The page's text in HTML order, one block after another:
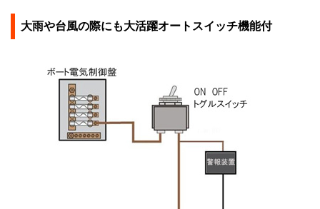
大雨や台風の際にも大活躍オートスイッチ機能付